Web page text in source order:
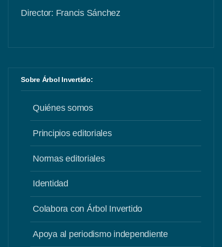
Director: Francis Sánchez
Sobre Árbol Invertido:
Quiénes somos
Principios editoriales
Normas editoriales
Identidad
Colabora con Árbol Invertido
Apoya al periodismo independiente